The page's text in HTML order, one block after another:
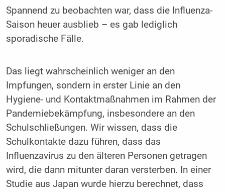
Spannend zu beobachten war, dass die Influenza-
Saison heuer ausblieb – es gab lediglich
sporadische Fälle.
Das liegt wahrscheinlich weniger an den
Impfungen, sondern in erster Linie an den
Hygiene- und Kontaktmaßnahmen im Rahmen der
Pandemiebekämpfung, insbesondere an den
Schulschließungen. Wir wissen, dass die
Schulkontakte dazu führen, dass das
Influenzavirus zu den älteren Personen getragen
wird, die dann mitunter daran versterben. In einer
Studie aus Japan wurde hierzu berechnet, dass